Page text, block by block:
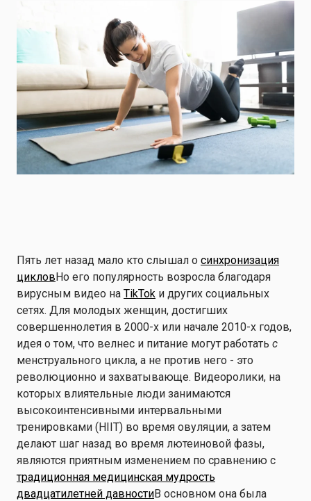
Пять лет назад мало кто слышал о синхронизация
цикловНо его популярность возросла благодаря
вирусным видео на TikTok и других социальных
сетях. Для молодых женщин, достигших
совершеннолетия в 2000-х или начале 2010-х годов,
идея о том, что велнес и питание могут работать с
менструального цикла, а не против него - это
революционно и захватывающе. Видеоролики, на
которых влиятельные люди занимаются
высокоинтенсивными интервальными
тренировками (HIIT) во время овуляции, а затем
делают шаг назад во время лютеиновой фазы,
являются приятным изменением по сравнению с
традиционная медицинская мудрость
двадцатилетней давностиВ основном она была